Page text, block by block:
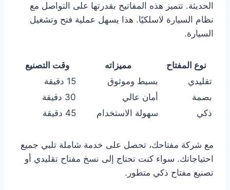
الحديثة. تتميز هذه المفاتيح بقدرتها على التواصل مع
نظام السيارة لاسلكيًا. هذا يسهل عملية فتح وتشغيل
السيارة.
نوع المفتاح مميزاته
وقت التصنيع
تقليدي
بسيط وموثوق
15 دقيقة
بصمة
أمان عالي
30 دقيقة
ذكي
سهولة الاستخدام 45 دقيقة
مع شركة مفتاحك، تحصل على خدمة شاملة تلبي جميع
احتياجاتك. سواء كنت تحتاج إلى نسخ مفتاح تقليدي أو
تصنيع مفتاح ذكي متطور.